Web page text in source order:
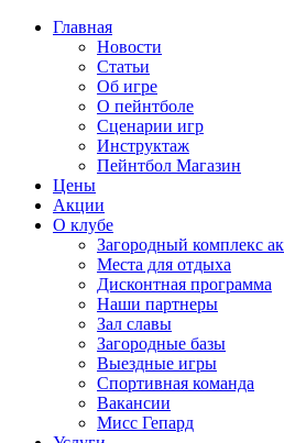
Главная
Новости
Статьи
Об игре
О пейнтболе
Сценарии игр
Инструктаж
Пейнтбол Магазин
Цены
Акции
О клубе
Загородный комплекс
Места для отдыха
Дисконтная программа
Наши партнеры
Зал славы
Загородные базы
Выездные игры
Спортивная команда
Вакансии
Мисс Гепард